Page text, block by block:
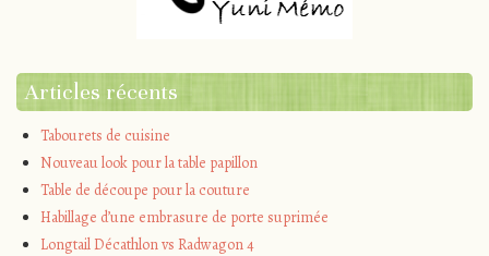
Articles récents
Tabourets de cuisine
Nouveau look pour la table papillon
Table de découpe pour la couture
Habillage d’une embrasure de porte suprimée
Longtail Décathlon vs Radwagon 4